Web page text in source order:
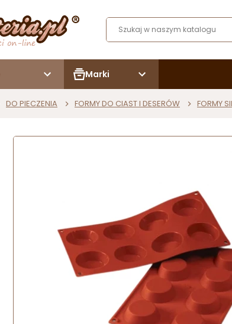
Marki
DO PIECZENIA FORMY DO CIAST I DESERÓW FORMY